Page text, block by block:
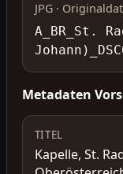
JPG ·
A_BR_St.
Metadaten
TITEL
Kapelle, St.